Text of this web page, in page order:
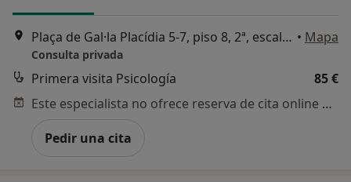
Plaça de Gal·la Placídia 5-7, piso 8, 2ª, escalera C, Barcelona • Mapa
Consulta privada
Primera visita Psicología
85 €
Este especialista no ofrece reserva de cita online en esta dirección.
Pedir una cita